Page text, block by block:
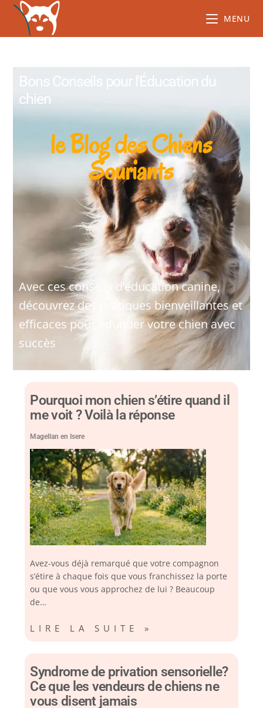
MENU
chien
le Blog des Chiens
Souriants
Avec ces conseils d’éducation canine,
découvrez des pratiques bienveillantes et
efficaces pour éduquer votre chien avec
succès
Pourquoi mon chien s’étire quand il
me voit ? Voilà la réponse
Magellan en Isere
Avez-vous déjà remarqué que votre compagnon
s’étire à chaque fois que vous franchissez la porte
ou que vous vous approchez de lui ? Beaucoup
de…
LIRE LA SUITE »
Syndrome de privation sensorielle?
Ce que les vendeurs de chiens ne
vous disent jamais